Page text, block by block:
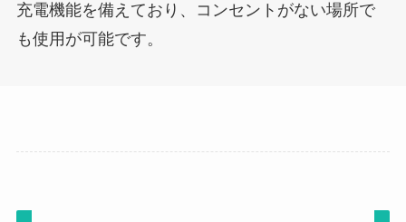
充電機能を備えており、コンセントがない場所で
も使用が可能です。